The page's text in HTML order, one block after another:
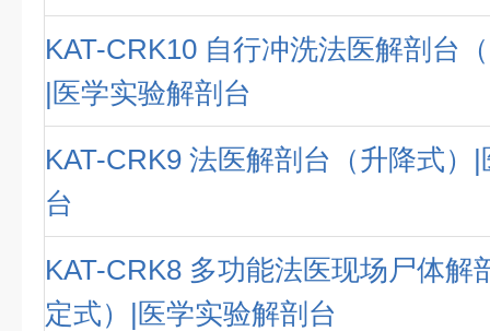
KAT-CRK10 自行冲洗法医解剖台
|医学实验解剖台
KAT-CRK9 法医解剖台（升降式）
台
KAT-CRK8 多功能法医现场尸体解
定式）|医学实验解剖台